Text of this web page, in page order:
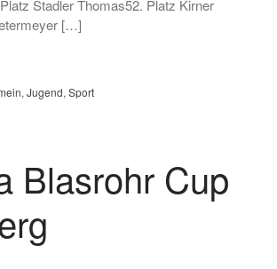
April 2025
Januar 2025
Stadler Thomas52. Platz Kirner
[…]
, Jugend, Sport
Blasrohr Cup